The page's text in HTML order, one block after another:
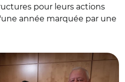
pour leurs actions
année marquée par une
trophées des économies